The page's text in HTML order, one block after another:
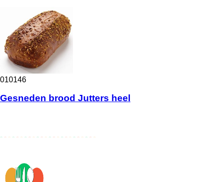
010146
Gesneden brood Jutters heel